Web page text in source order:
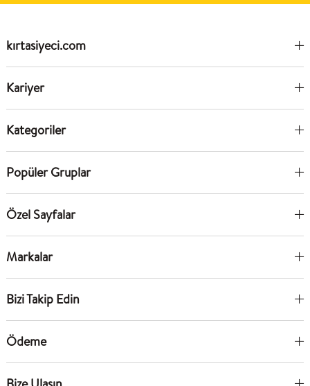
kırtasiyeci.com
Kariyer
Kategoriler
Popüler Gruplar
Özel Sayfalar
Markalar
Bizi Takip Edin
Ödeme